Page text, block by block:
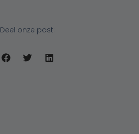
Deel onze post: